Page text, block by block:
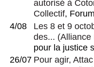
autorisé à
Collectif,
4/08
Les 8 et 9
des... (Alliance
pour la justice
26/07 Pour agir,